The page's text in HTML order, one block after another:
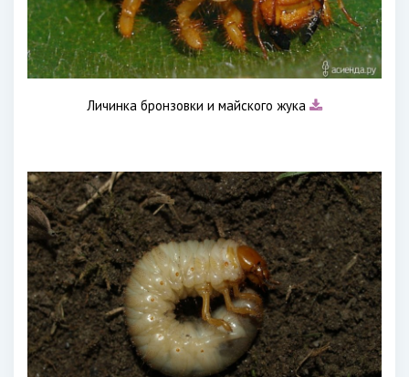
Личинка бронзовки и майского жука